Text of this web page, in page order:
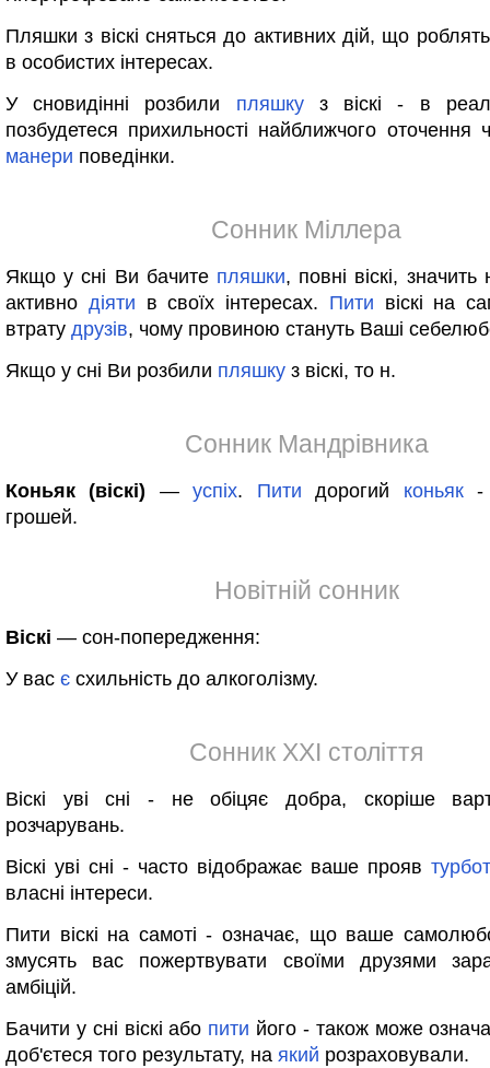
Пляшки з віскі сняться до активних дій, що
в особистих інтересах.
У сновидінні розбили пляшкуз віскі - в
позбудетеся прихильності найближчого оточення
манери поведінки.
Сонник Міллера
Якщо у сні Ви бачите пляшки, повні віскі,
активно діяти в своїх інтересах. Пити віскі на
втрату друзів, чому провиною стануть Ваші
Якщо у сні Ви розбили пляшку з віскі, то н.
Сонник Мандрівника
Коньяк (віскі) —успіх. Пити дорогий коньяк-
грошей.
Новітній сонник
Віскі — сон-попередження:
У вас є схильність до алкоголізму.
Сонник XXI століття
Віскі уві сні - не обіцяє добра, скоріше
розчарувань.
Віскі уві сні - часто відображає ваше прояв
власні інтереси.
Пити віскі на самоті - означає, що ваше
змусять вас пожертвувати своїми друзями
амбіцій.
Бачити у сні віскі або пити його - також може
доб'єтеся того результату, на який розраховували.